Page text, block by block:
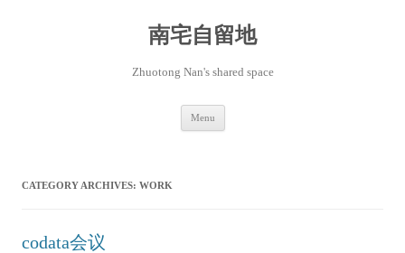
南宅自留地
Zhuotong Nan's shared space
Menu
CATEGORY ARCHIVES: WORK
codata会议